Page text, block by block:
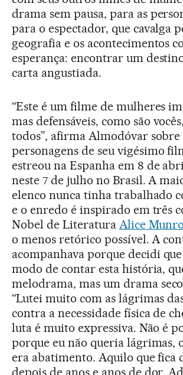
drama sem pausa, para as
para o espectador, que cavalga
geografia e os acontecimentos
esperança: encontrar um
carta angustiada.
“Este é um filme de mulheres
mas defensáveis, como são
todos”, afirma Almodóvar sobre
personagens de seu vigésimo
estreou na Espanha em 8 de
neste 7 de julho no Brasil. A
elenco nunca tinha trabalhado
e o enredo é inspirado em três
Nobel de Literatura Alice Munro
o menos retórico possível. A
acompanhava porque decidi que
modo de contar esta história,
melodrama, mas um drama
“Lutei muito com as lágrimas
contra a necessidade física de
luta é muito expressiva. Não é
porque eu não queria lágrimas,
era abatimento. Aquilo que fica
depois de anos e anos de dor.